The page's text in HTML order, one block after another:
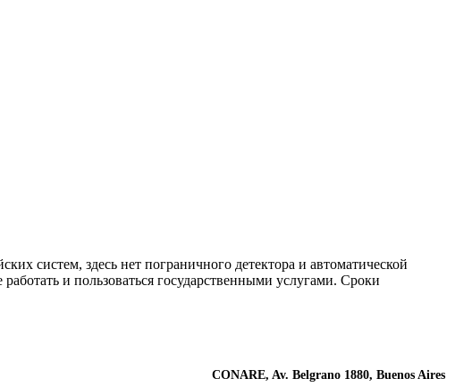
систем, здесь нет пограничного детектора и автоматической
и пользоваться государственными услугами. Сроки
CONARE, Av. Belgrano 1880, Buenos Aires